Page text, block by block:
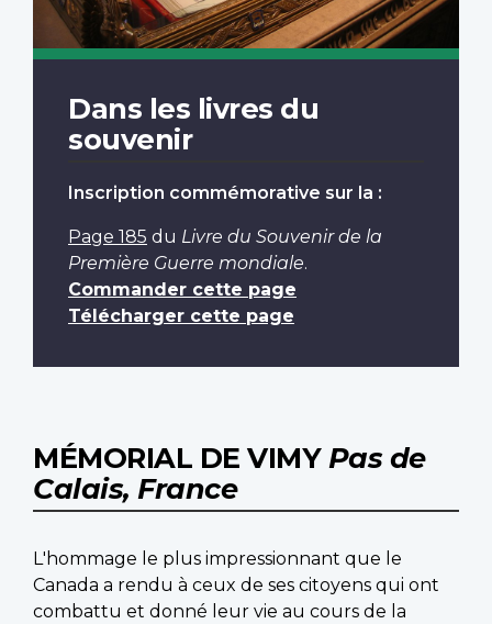
Dans les livres du
souvenir
Inscription commémorative sur la :
Page 185 du Livre du Souvenir de la
Première Guerre mondiale.
Commander cette page
Télécharger cette page
MÉMORIAL DE VIMYPas de
Calais, France
L'hommage le plus impressionnant que le
Canada a rendu à ceux de ses citoyens qui ont
combattu et donné leur vie au cours de la